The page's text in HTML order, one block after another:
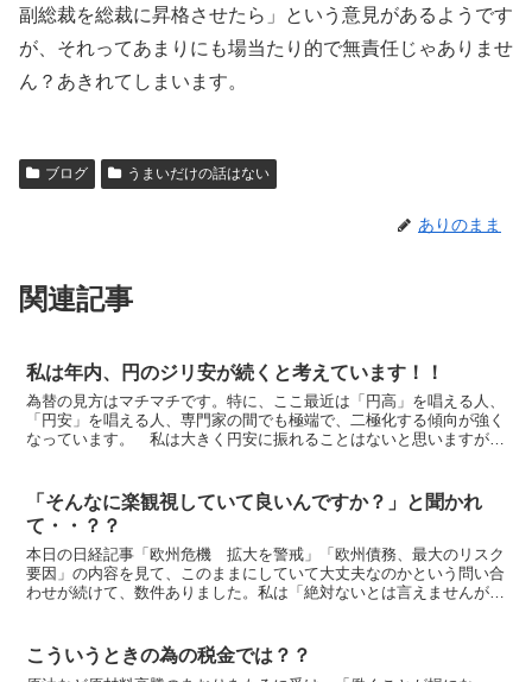
副総裁を総裁に昇格させたら」という意見があるようです
が、それってあまりにも場当たり的で無責任じゃありませ
ん？あきれてしまいます。
ブログ うまいだけの話はない
ありのまま
関連記事
私は年内、円のジリ安が続くと考えています！！
為替の見方はマチマチです。特に、ここ最近は「円高」を唱える人、
「円安」を唱える人、専門家の間でも極端で、二極化する傾向が強く
なっています。 私は大きく円安に振れることはないと思いますが、
「そんなに楽観視していて良いんですか？」と聞かれ
て・・？？
本日の日経記事「欧州危機 拡大を警戒」「欧州債務、最大のリスク
要因」の内容を見て、このままにしていて大丈夫なのかという問い合
わせが続けて、数件ありました。私は「絶対ないとは言えませんが、
こういうときの為の税金では？？